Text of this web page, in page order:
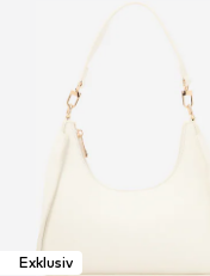
Exklusiv